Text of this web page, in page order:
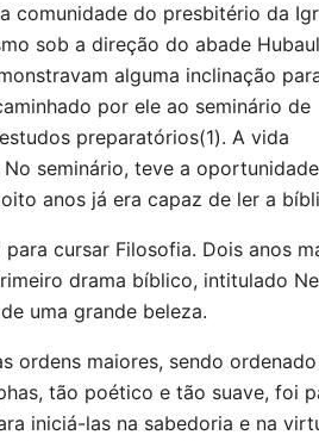
comunidade do presbitério da
sob a direção do abade
alguma inclinação
por ele ao seminário de
preparatórios(1). A vida
seminário, teve a
anos já era capaz de ler a
cursar Filosofia. Dois anos
drama bíblico, intitulado
uma grande beleza.
ordens maiores, sendo
tão poético e tão suave, foi
iniciá-las na sabedoria e na